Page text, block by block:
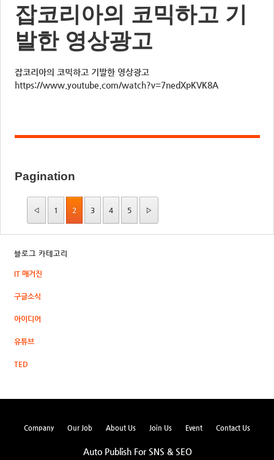
잡코리아의 코믹하고 기
발한 영상광고
잡코리아의 코믹하고 기발한 영상광고
https://www.youtube.com/watch?v=7nedXpKVK8A
Pagination
◁ 1 2 3 4 5 ▷
블로그 카테고리
IT 매거진
구글소식
아이디어
유튜브
TED
Company Our Job About Us Join Us Event Contact Us
Auto Publish For SNS & SEO